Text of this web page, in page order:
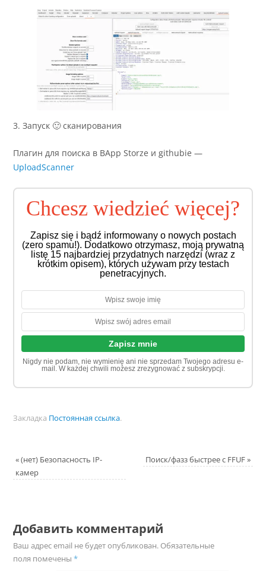
3. Запуск 🙂 сканирования
Плагин для поиска в BApp Storze и githubie —
UploadScanner
Chcesz wiedzieć więcej?
Zapisz się i bądź informowany o nowych postach
(zero spamu!). Dodatkowo otrzymasz, moją prywatną
listę 15 najbardziej przydatnych narzędzi (wraz z
krótkim opisem), których używam przy testach
penetracyjnych.
Nigdy nie podam, nie wymienię ani nie sprzedam Twojego adresu e-
mail. W każdej chwili możesz zrezygnować z subskrypcji.
Закладка Постоянная ссылка.
«(нет) Безопасность IP-
камер
Поиск/фазз быстрее с FFUF»
Добавить комментарий
Ваш адрес email не будет опубликован. Обязательные
поля помечены *